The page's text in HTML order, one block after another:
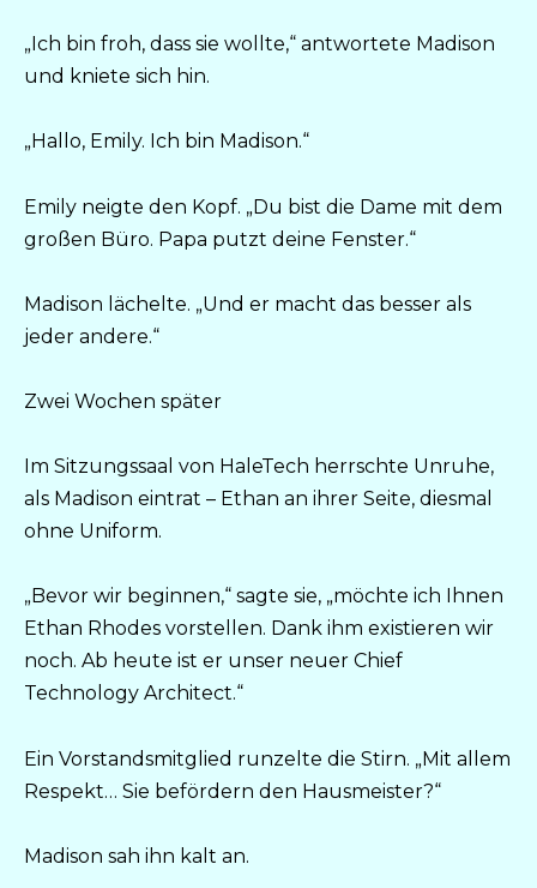
„Ich bin froh, dass sie wollte,“ antwortete Madison
und kniete sich hin.
„Hallo, Emily. Ich bin Madison.“
Emily neigte den Kopf. „Du bist die Dame mit dem
großen Büro. Papa putzt deine Fenster.“
Madison lächelte. „Und er macht das besser als
jeder andere.“
Zwei Wochen später
Im Sitzungssaal von HaleTech herrschte Unruhe,
als Madison eintrat – Ethan an ihrer Seite, diesmal
ohne Uniform.
„Bevor wir beginnen,“ sagte sie, „möchte ich Ihnen
Ethan Rhodes vorstellen. Dank ihm existieren wir
noch. Ab heute ist er unser neuer Chief
Technology Architect.“
Ein Vorstandsmitglied runzelte die Stirn. „Mit allem
Respekt… Sie befördern den Hausmeister?“
Madison sah ihn kalt an.